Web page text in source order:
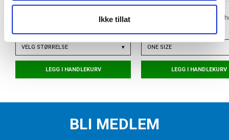
Ikke tillat
Football Insole Fotballsåle
VELG STØRRELSE ▾
LEGG I HANDLEKURV
x PASTE Grip Tape
ONE SIZE
LEGG I HANDLEKURV
BLI MEDLEM